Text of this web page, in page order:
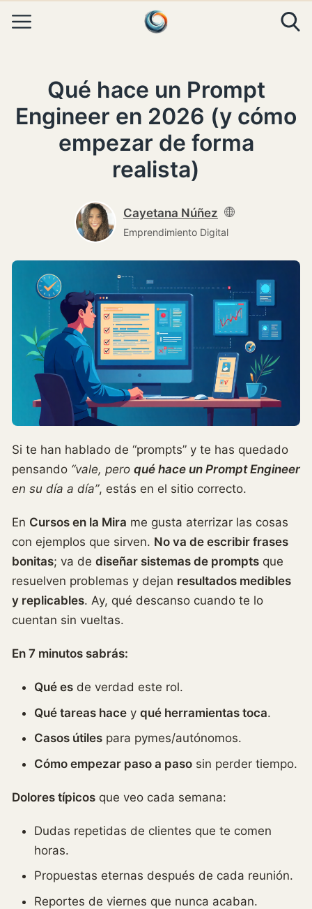
Qué hace un Prompt
Engineer en 2026 (y cómo
empezar de forma
realista)
Cayetana Núñez
Emprendimiento Digital
Si te han hablado de “prompts” y te has quedado
pensando “vale, pero qué hace un Prompt Engineer
en su día a día”, estás en el sitio correcto.
En Cursos en la Mira me gusta aterrizar las cosas
con ejemplos que sirven. No va de escribir frases
bonitas; va de diseñar sistemas de prompts que
resuelven problemas y dejan resultados medibles
y replicables. Ay, qué descanso cuando te lo
cuentan sin vueltas.
En 7 minutos sabrás:
Qué es de verdad este rol.
Qué tareas hace y qué herramientas toca.
Casos útiles para pymes/autónomos.
Cómo empezar paso a paso sin perder tiempo.
Dolores típicos que veo cada semana:
Dudas repetidas de clientes que te comen
horas.
Propuestas eternas después de cada reunión.
Reportes de viernes que nunca acaban.